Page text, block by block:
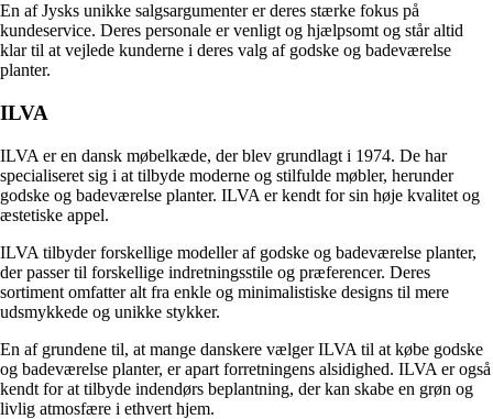
En af Jysks unikke salgsargumenter er deres stærke fokus på
kundeservice. Deres personale er venligt og hjælpsomt og står altid
klar til at vejlede kunderne i deres valg af godske og badeværelse
planter.
ILVA
ILVA er en dansk møbelkæde, der blev grundlagt i 1974. De har
specialiseret sig i at tilbyde moderne og stilfulde møbler, herunder
godske og badeværelse planter. ILVA er kendt for sin høje kvalitet og
æstetiske appel.
ILVA tilbyder forskellige modeller af godske og badeværelse planter,
der passer til forskellige indretningsstile og præferencer. Deres
sortiment omfatter alt fra enkle og minimalistiske designs til mere
udsmykkede og unikke stykker.
En af grundene til, at mange danskere vælger ILVA til at købe godske
og badeværelse planter, er apart forretningens alsidighed. ILVA er også
kendt for at tilbyde indendørs beplantning, der kan skabe en grøn og
livlig atmosfære i ethvert hjem.